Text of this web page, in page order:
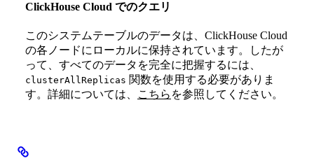
ClickHouse Cloud でのクエリ
このシステムテーブルのデータは、ClickHouse Cloud
の各ノードにローカルに保持されています。したが
って、すべてのデータを完全に把握するには、
clusterAllReplicas 関数を使用する必要がありま
す。詳細については、
こちら を参照してください。